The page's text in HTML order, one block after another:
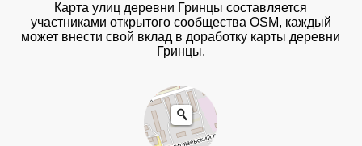
Карта улиц деревни Гринцы составляется
участниками открытого сообщества OSM, каждый
может внести свой вклад в доработку карты деревни
Гринцы.